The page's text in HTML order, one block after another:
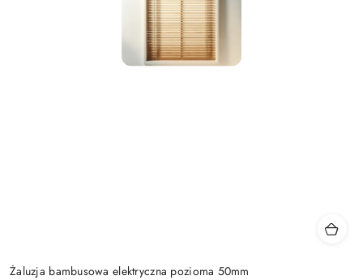
Żaluzja bambusowa elektryczna pozioma 50mm